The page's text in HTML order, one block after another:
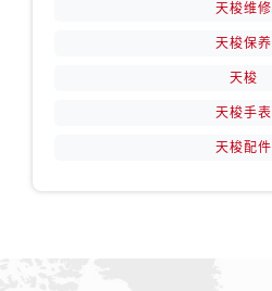
天梭维修
天梭保养
天梭
天梭手表
天梭配件